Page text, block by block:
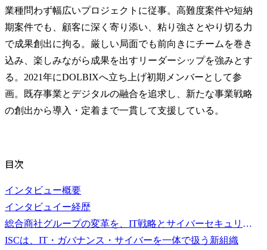
業種問わず幅広いプロジェクトに従事。高難度案件や短納
期案件でも、顧客に深く寄り添い、粘り強さとやり切る力
で成果創出に拘る。厳しい局面でも前向きにチームを巻き
込み、楽しみながら成果を出すリーダーシップを強みとす
る。2021年にDOLBIXへ立ち上げ初期メンバーとして参
画。既存事業とデジタルの融合を追求し、新たな事業戦略
の創出から導入・定着まで一貫して支援している。
目次
インタビュー概要
インタビュイー経歴
総合商社グループの変革を、IT戦略とサイバーセキュリティで前に進める
ISCは、IT・ガバナンス・サイバーを一体で扱う新組織